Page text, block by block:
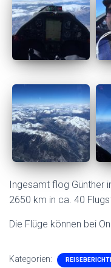
Ingesamt flog Günther
2650 km in ca. 40
Die Flüge können bei
Kategorien: